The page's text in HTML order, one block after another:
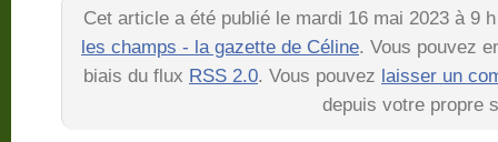
Cet article a été publié le mardi 16 mai 2023 à 9
les champs - la gazette de Céline. Vous pouvez
biais du flux RSS 2.0. Vous pouvez laisser un
depuis votre propre